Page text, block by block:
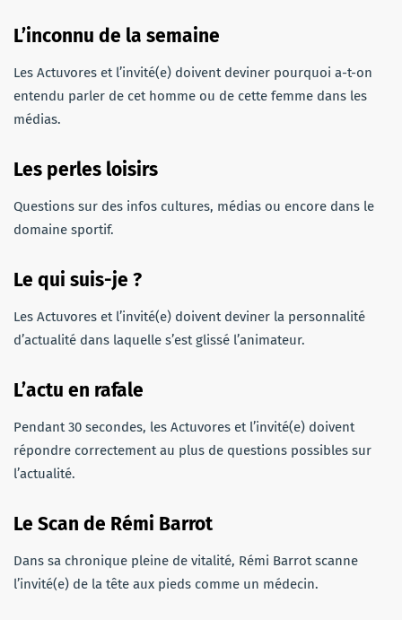
L’inconnu de la semaine
Les Actuvores et l’invité(e) doivent deviner pourquoi a-t-on
entendu parler de cet homme ou de cette femme dans les
médias.
Les perles loisirs
Questions sur des infos cultures, médias ou encore dans le
domaine sportif.
Le qui suis-je ?
Les Actuvores et l’invité(e) doivent deviner la personnalité
d’actualité dans laquelle s’est glissé l’animateur.
L’actu en rafale
Pendant 30 secondes, les Actuvores et l’invité(e) doivent
répondre correctement au plus de questions possibles sur
l’actualité.
Le Scan de Rémi Barrot
Dans sa chronique pleine de vitalité, Rémi Barrot scanne
l’invité(e) de la tête aux pieds comme un médecin.